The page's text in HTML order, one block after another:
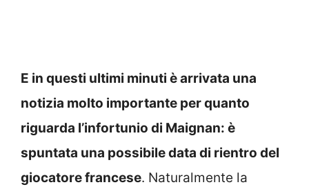
E in questi ultimi minuti è arrivata una
notizia molto importante per quanto
riguarda l’infortunio di Maignan: è
spuntata una possibile data di rientro del
giocatore francese. Naturalmente la